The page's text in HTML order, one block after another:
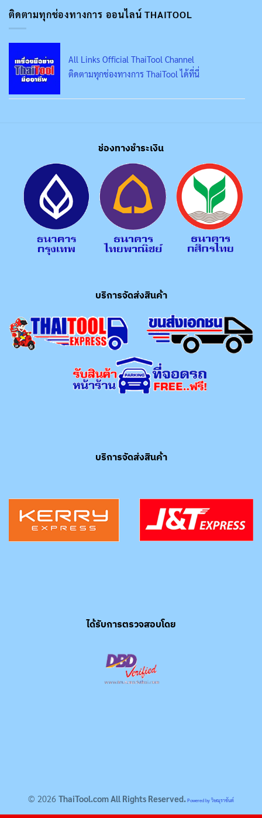
ติดตามทุกช่องทางการ ออนไลน์ THAITOOL
All Links Official ThaiTool Channel
ติดตามทุกช่องทางการ ThaiTool ได้ที่นี่
ช่องทางชำระเงิน
บริการจัดส่งสินค้า
บริการจัดส่งสินค้า
ได้รับการตรวจสอบโดย
© 2026 ThaiTool.com All Rights Reserved.Powered by วิษณุราชันต์